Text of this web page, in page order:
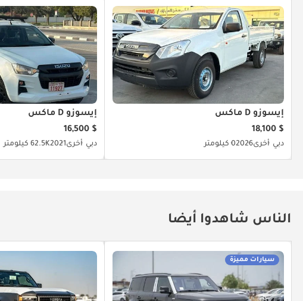
إيسوزو D ماكس
$ 18,100
دبي أخرى20260 كيلومتر
إيسوزو D ماكس
$ 16,500
دبي أخرى202162.5K كيلومتر
الناس شاهدوا أيضا
سيارات مميزة